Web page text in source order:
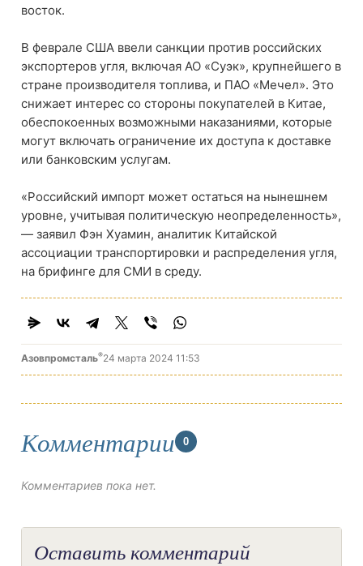
восток.
В феврале США ввели санкции против российских
экспортеров угля, включая АО «Суэк», крупнейшего в
стране производителя топлива, и ПАО «Мечел». Это
снижает интерес со стороны покупателей в Китае,
обеспокоенных возможными наказаниями, которые
могут включать ограничение их доступа к доставке
или банковским услугам.
«Российский импорт может остаться на нынешнем
уровне, учитывая политическую неопределенность»,
— заявил Фэн Хуамин, аналитик Китайской
ассоциации транспортировки и распределения угля,
на брифинге для СМИ в среду.
Азовпромсталь®24 марта 2024 11:53
Комментарии 0
Комментариев пока нет.
Оставить комментарий